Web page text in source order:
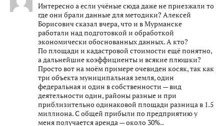
Интересно а если учёные сюда даже не приезжали то
где они брали данные для методики? Алексей
Борисович сказал вчера, что и в Мурманске
работали над подготовкой и обработкой
экономически обоснованных данных. А кто?
По площади и кадастровой стоимости ещё понятно,
а дальнейшие коэффициенты и всякие плюшки?
Просто вот на моём примере очевиден косяк, так как
три объекта муниципальная земля, один
федеральная и один в собственности — вид
деятельности один, районы разные и при
приблизительно одинаковой площади разница в 1.5
миллиона. С общей прибыли по предприятию у
меня получается аренда — около 30%..